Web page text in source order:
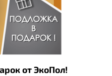
от ЭкоПол!